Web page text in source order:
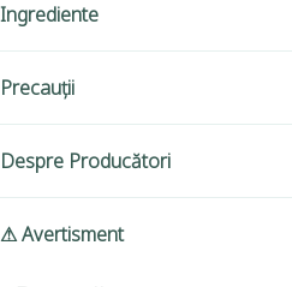
Ingrediente
Precauții
Despre Producători
⚠ Avertisment